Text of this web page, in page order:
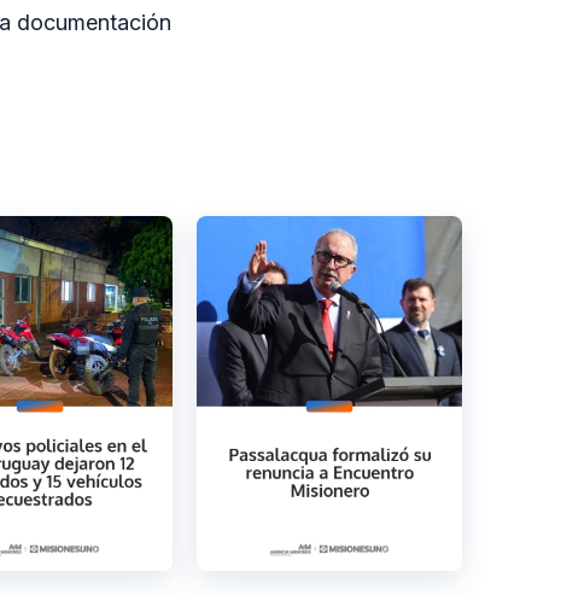
documentación